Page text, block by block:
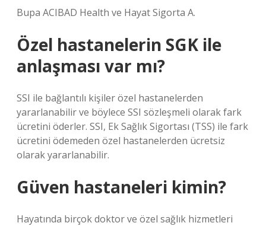
Bupa ACIBAD Health ve Hayat Sigorta A.
Özel hastanelerin SGK ile
anlaşması var mı?
SSI ile bağlantılı kişiler özel hastanelerden
yararlanabilir ve böylece SSI sözleşmeli olarak fark
ücretini öderler. SSI, Ek Sağlık Sigortası (TSS) ile fark
ücretini ödemeden özel hastanelerden ücretsiz
olarak yararlanabilir.
Güven hastaneleri kimin?
Hayatında birçok doktor ve özel sağlık hizmetleri